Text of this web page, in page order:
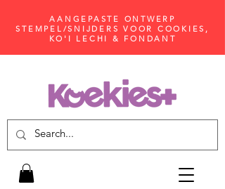
AANGEPASTE ONTWERP
STEMPEL/SNIJDERS VOOR COOKIES,
KO'I LECHI & FONDANT